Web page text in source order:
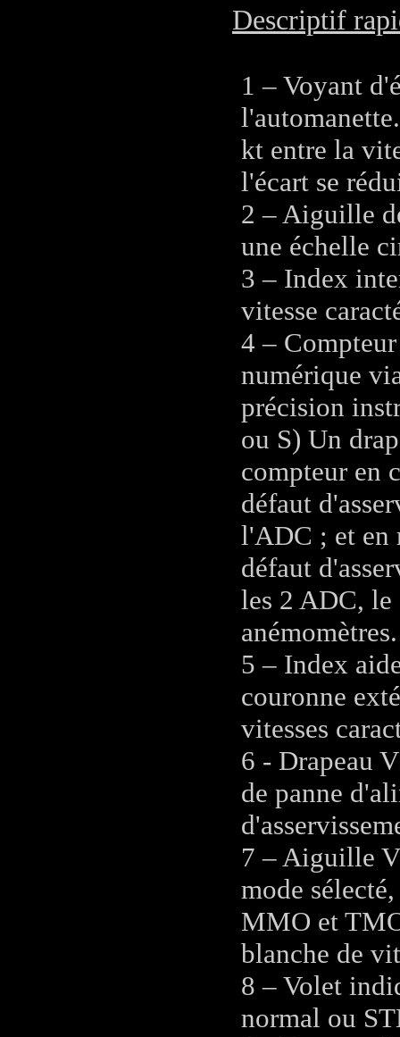
Descriptif
1 – Voyant
kt entre la
l'écart se
2 – Aiguille
une échelle
3 – Index
vitesse
4 –
numérique
précision
ou S) Un
compteur en
défaut
l'ADC ; et en
défaut
les 2 ADC, le
anémomètres.
5 – Index
couronne
vitesses
6 - Drapeau
de panne
7 – Aiguille
mode
MMO et
blanche de
8 – Volet
normal ou